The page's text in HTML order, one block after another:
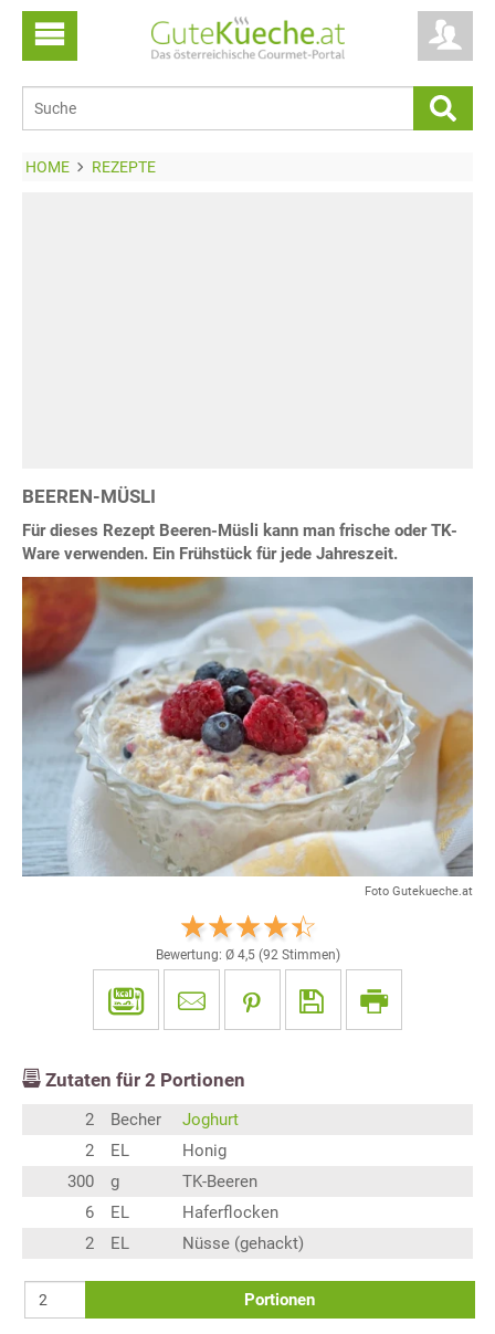
HOME REZEPTE
BEEREN-MÜSLI
Für dieses Rezept Beeren-Müsli kann man frische oder TK-
Ware verwenden. Ein Frühstück für jede Jahreszeit.
Foto Gutekueche.at
Bewertung: Ø 4,5(92Stimmen)
Zutaten für 2 Portionen
2 Becher
Joghurt
2
EL
Honig
300
g
TK-Beeren
6
EL
Haferflocken
2
EL Nüsse (gehackt)
Portionen